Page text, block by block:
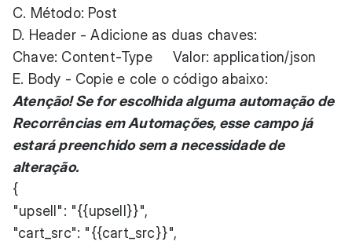
C. Método: Post
D. Header - Adicione as duas chaves:
Chave: Content-Type Valor: application/json
E. Body - Copie e cole o código abaixo:
Atenção! Se for escolhida alguma automação de
Recorrências em Automações, esse campo já
estará preenchido sem a necessidade de
alteração.
{
"upsell": "{{upsell}}",
"cart_src": "{{cart_src}}",